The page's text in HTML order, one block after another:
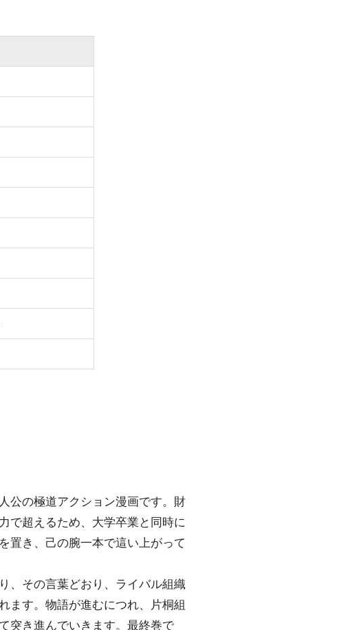
公の極道アクション漫画です。財
で超えるため、大学卒業と同時に
置き、己の腕一本で這い上がって
、その言葉どおり、ライバル組織
ます。物語が進むにつれ、片桐組
突き進んでいきます。最終巻で